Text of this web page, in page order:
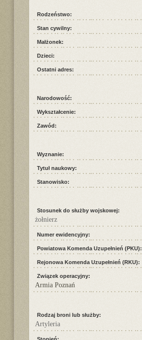
Rodzeństwo:
Stan cywilny:
Małżonek:
Dzieci:
Ostatni adres:
Narodowość:
Wykształcenie:
Zawód:
Wyznanie:
Tytuł naukowy:
Stanowisko:
Stosunek do służby wojskowej:
żołnierz
Numer ewidencyjny:
Powiatowa Komenda Uzupełnień (PKU):
Rejonowa Komenda Uzupełnień (RKU):
Związek operacyjny:
Armia Poznań
Rodzaj broni lub służby:
Artyleria